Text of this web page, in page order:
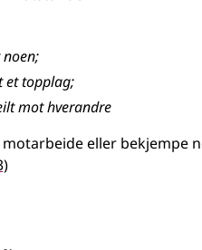
noen;
et topplag;
mothverandre
eller bekjempe